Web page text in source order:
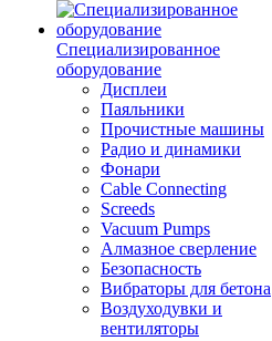
Специализированное
оборудование
Дисплеи
Паяльники
Прочистные машины
Радио и динамики
Фонари
Cable Connecting
Screeds
Vacuum Pumps
Алмазное сверление
Безопасность
Вибраторы для бетона
Воздуходувки и
вентиляторы